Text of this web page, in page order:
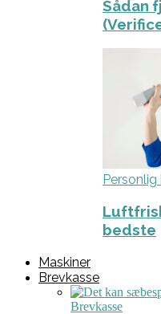
Sådan
bedste
Maskiner
Brevkasse
Brevkasse